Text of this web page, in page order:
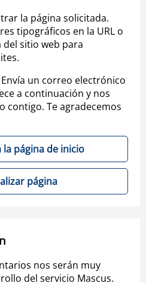
la página solicitada.
tipográficos en la URL o
sitio web para
un correo electrónico
a continuación y nos
contigo. Te agradecemos
la página de inicio
página
nos serán muy
del servicio Mascus.